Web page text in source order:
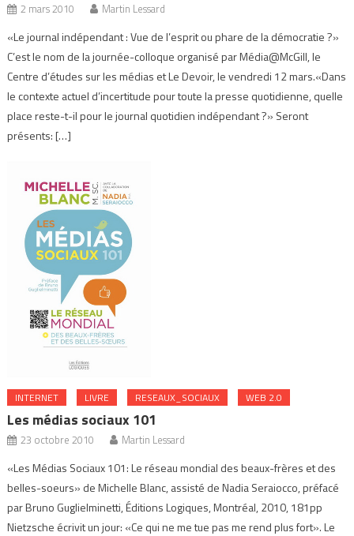
2 mars 2010 Martin Lessard
«Le journal indépendant : Vue de l’esprit ou phare de la démocratie ?»
C’est le nom de la journée-colloque organisé par Média@McGill, le
Centre d’études sur les médias et Le Devoir, le vendredi 12 mars.«Dans
le contexte actuel d’incertitude pour toute la presse quotidienne, quelle
place reste-t-il pour le journal quotidien indépendant ?» Seront
présents: […]
INTERNET LIVRE RESEAUX_SOCIAUX WEB 2.0
Les médias sociaux 101
23 octobre 2010 Martin Lessard
«Les Médias Sociaux 101: Le réseau mondial des beaux-frères et des
belles-soeurs» de Michelle Blanc, assisté de Nadia Seraiocco, préfacé
par Bruno Guglielminetti, Éditions Logiques, Montréal, 2010, 181pp
Nietzsche écrivit un jour: «Ce qui ne me tue pas me rend plus fort». Le